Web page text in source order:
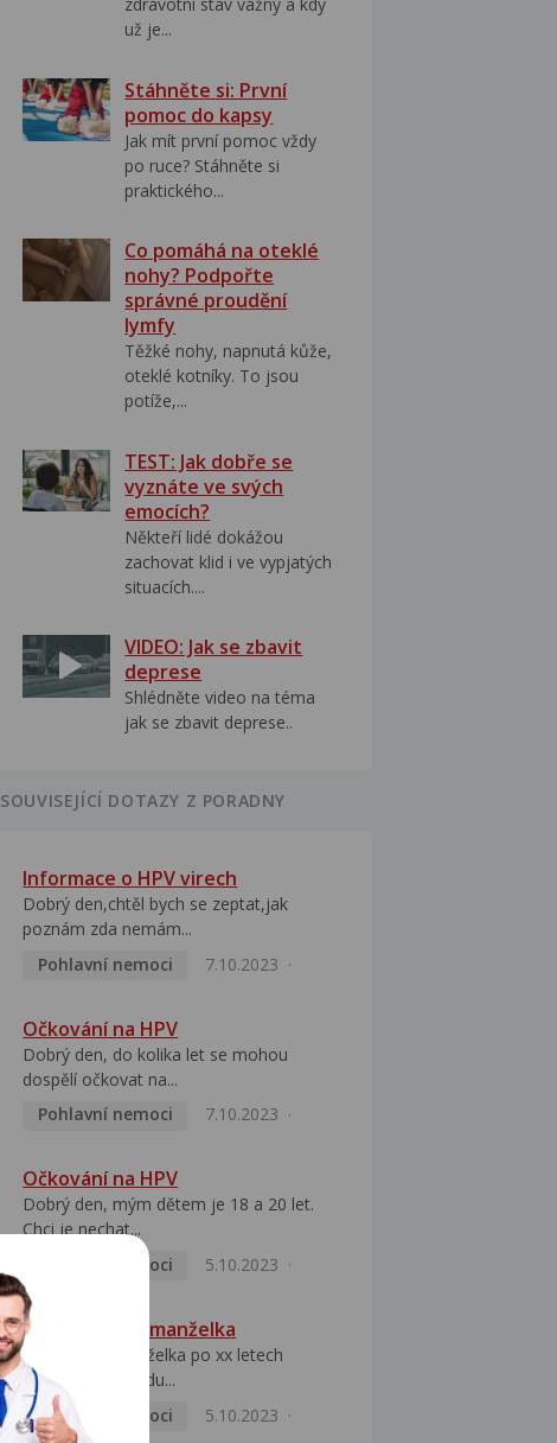
zdravotní stav vážný a kdy
už je...
Stáhněte si: První
pomoc do kapsy
Jak mít první pomoc vždy
po ruce? Stáhněte si
praktického...
Co pomáhá na oteklé
nohy? Podpořte
správné proudění
lymfy
Těžké nohy, napnutá kůže,
oteklé kotníky. To jsou
potíže,...
TEST: Jak dobře se
vyznáte ve svých
emocích?
Někteří lidé dokážou
zachovat klid i ve vypjatých
situacích....
VIDEO: Jak se zbavit
deprese
Shlédněte video na téma
jak se zbavit deprese..
SOUVISEJÍCÍ DOTAZY Z PORADNY
Informace o HPV virech
Dobrý den,chtěl bych se zeptat,jak
poznám zda nemám...
Pohlavní nemoci
7.10.2023
Očkování na HPV
Dobrý den, do kolika let se mohou
dospělí očkovat na...
Pohlavní nemoci
7.10.2023
Očkování na HPV
Dobrý den, mým dětem je 18 a 20 let.
Chci je nechat...
Pohlavní nemoci
5.10.2023
HPV pozitivní manželka
Dobrý den, manželka po xx letech
přivezla z Východu...
Pohlavní nemoci
5.10.2023